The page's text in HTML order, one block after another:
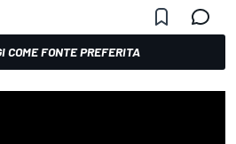
COME FONTE PREFERITA